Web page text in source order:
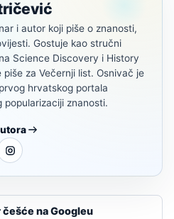
i autor koji piše o znanosti,
Gostuje kao stručni
Science Discovery i History
piše za Večernji list. Osnivač je
hrvatskog portala
popularizaciji znanosti.
na Googleu